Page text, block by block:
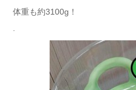
体重も約3100g！